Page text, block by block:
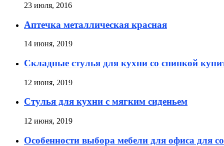
23 июля, 2016
Аптечка металлическая красная
14 июня, 2019
Складные стулья для кухни со спинкой
12 июня, 2019
Стулья для кухни с мягким сиденьем
12 июня, 2019
Особенности выбора мебели для офиса для